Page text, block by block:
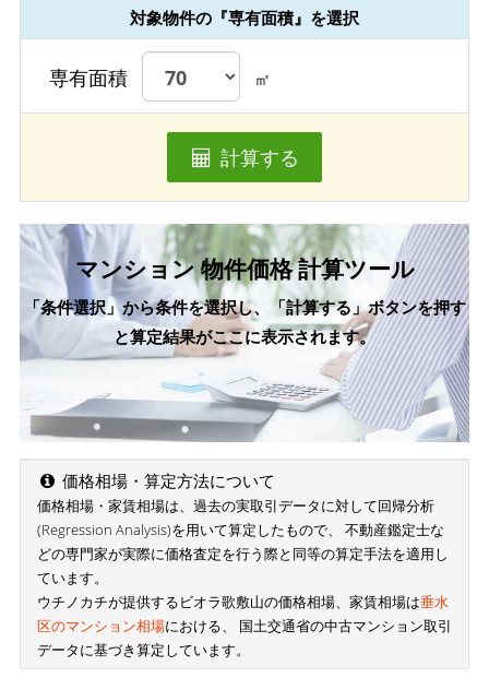
対象物件の『専有面積』を選択
専有面積 ㎡
計算する
マンション 物件価格 計算ツール
「条件選択」から条件を選択し、「計算する」ボタンを押す
と算定結果がここに表示されます。
価格相場・算定方法について
価格相場・家賃相場は、過去の実取引データに対して回帰分析
(Regression Analysis)を用いて算定したもので、 不動産鑑定士な
どの専門家が実際に価格査定を行う際と同等の算定手法を適用し
ています。
ウチノカチが提供するビオラ歌敷山の価格相場、家賃相場は垂水
区のマンション相場における、 国土交通省の中古マンション取引
データに基づき算定しています。